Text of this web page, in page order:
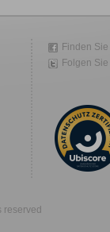
Finden
Folgen
reserved